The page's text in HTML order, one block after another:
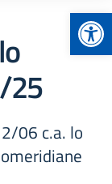
25
06 c.a. lo